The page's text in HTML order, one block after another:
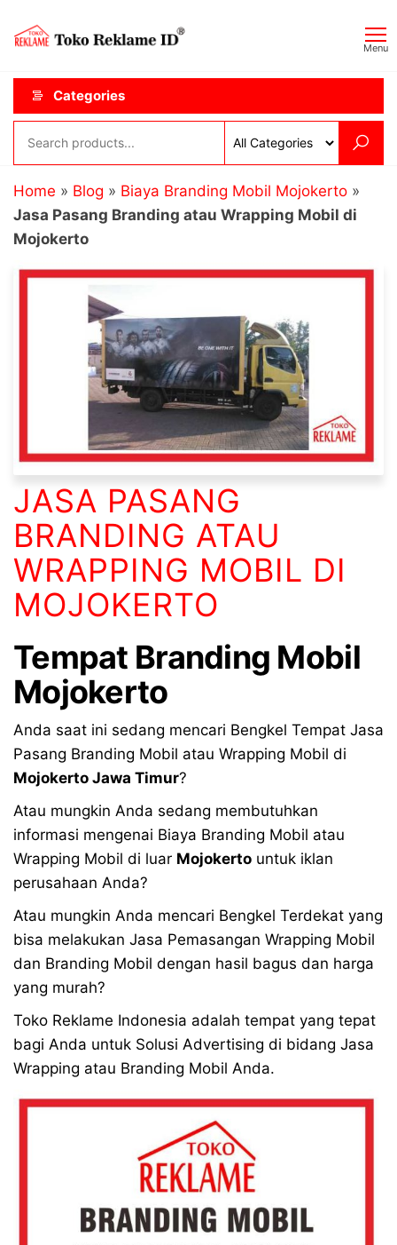
content
ID
Menu
Categories
Home » Blog » Biaya Branding Mobil Mojokerto »
Jasa Pasang Branding atau Wrapping Mobil di
Mojokerto
JASA PASANG
BRANDING ATAU
WRAPPING MOBIL DI
MOJOKERTO
Tempat Branding Mobil
Mojokerto
Anda saat ini sedang mencari Bengkel Tempat Jasa
Pasang Branding Mobil atau Wrapping Mobil di
Mojokerto Jawa Timur?
Atau mungkin Anda sedang membutuhkan
informasi mengenai Biaya Branding Mobil atau
Wrapping Mobil di luar Mojokerto untuk iklan
perusahaan Anda?
Atau mungkin Anda mencari Bengkel Terdekat yang
bisa melakukan Jasa Pemasangan Wrapping Mobil
dan Branding Mobil dengan hasil bagus dan harga
yang murah?
Toko Reklame Indonesia adalah tempat yang tepat
bagi Anda untuk Solusi Advertising di bidang Jasa
Wrapping atau Branding Mobil Anda.